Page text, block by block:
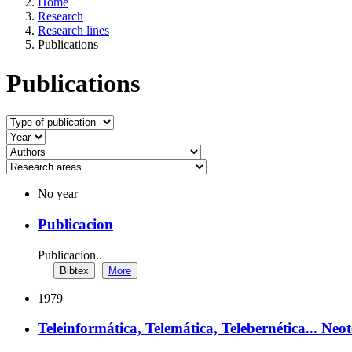
Research
Research lines
Publications
Publications
No year
Publicacion
Publicacion..
Bibtex More
1979
Teleinformática, Telemática, Telebernética...